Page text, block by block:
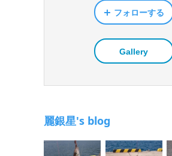
フォローする
Gallery
麗銀星's blog